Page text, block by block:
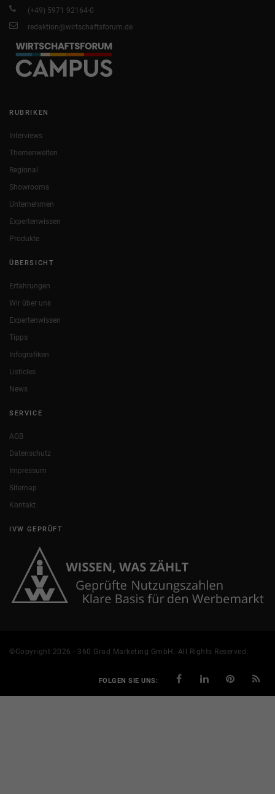
(+49) 5971 92164-0
redaktion@wirtschaftsforum.de
RUBRIKEN
Interviews
Themenwelten
Regional
Showrooms
Unternehmen
Expertenwissen
Produkte
ÜBERSICHT
Erfahrungen
Wir über uns
Expertenwissen
Tipps
Infografiken
Listicles
News
SERVICE
AGB
Datenschutz
Impressum
Sitemap
Kontakt
IVW GEPRÜFT
©Copyright 2026 - 360 Grad Marketing GmbH. All Rights Reserved.
FOLGEN SIE UNS: